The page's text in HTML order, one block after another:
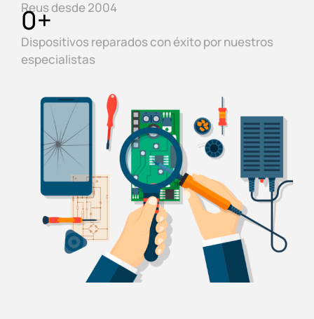
Reus desde 2004
Dispositivos reparados con éxito por nuestros
especialistas
0+